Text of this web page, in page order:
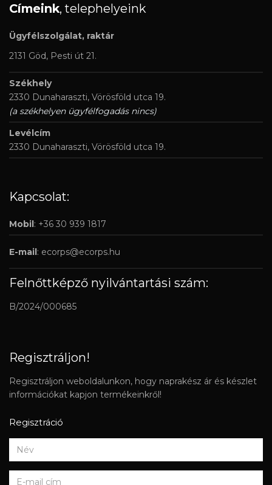
Címeink, telephelyeink
Ügyfélszolgálat, raktár
2131 Göd, Pesti út 21.
Székhely
2330 Dunaharaszti, Vörösföld utca 19.
(a székhelyen ügyfélfogadás nincs)
Levélcím
2330 Dunaharaszti, Vörösföld utca 19.
Kapcsolat:
Mobil: +36 30 939 1817
E-mail: ecorps@ecorps.hu
Felnőttképző nyilvántartási szám:
B/2024/000685
Regisztráljon!
Regisztráljon weboldalunkon, hogy naprakész ár és készlet
információkat kapjon termékeinkről!
Regisztráció